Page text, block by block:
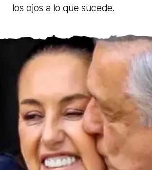
los ojos a lo que sucede.